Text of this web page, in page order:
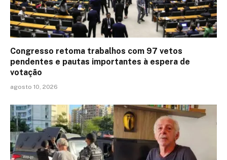
Congresso retoma trabalhos com 97 vetos
pendentes e pautas importantes à espera de
votação
agosto 10, 2026